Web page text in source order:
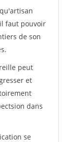
faut pouvoir
de son
peut
et
dans
se